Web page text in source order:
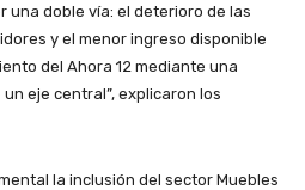
una doble vía: el deterioro de las
y el menor ingreso disponible
del Ahora 12 mediante una
eje central”, explicaron los
la inclusión del sector Muebles